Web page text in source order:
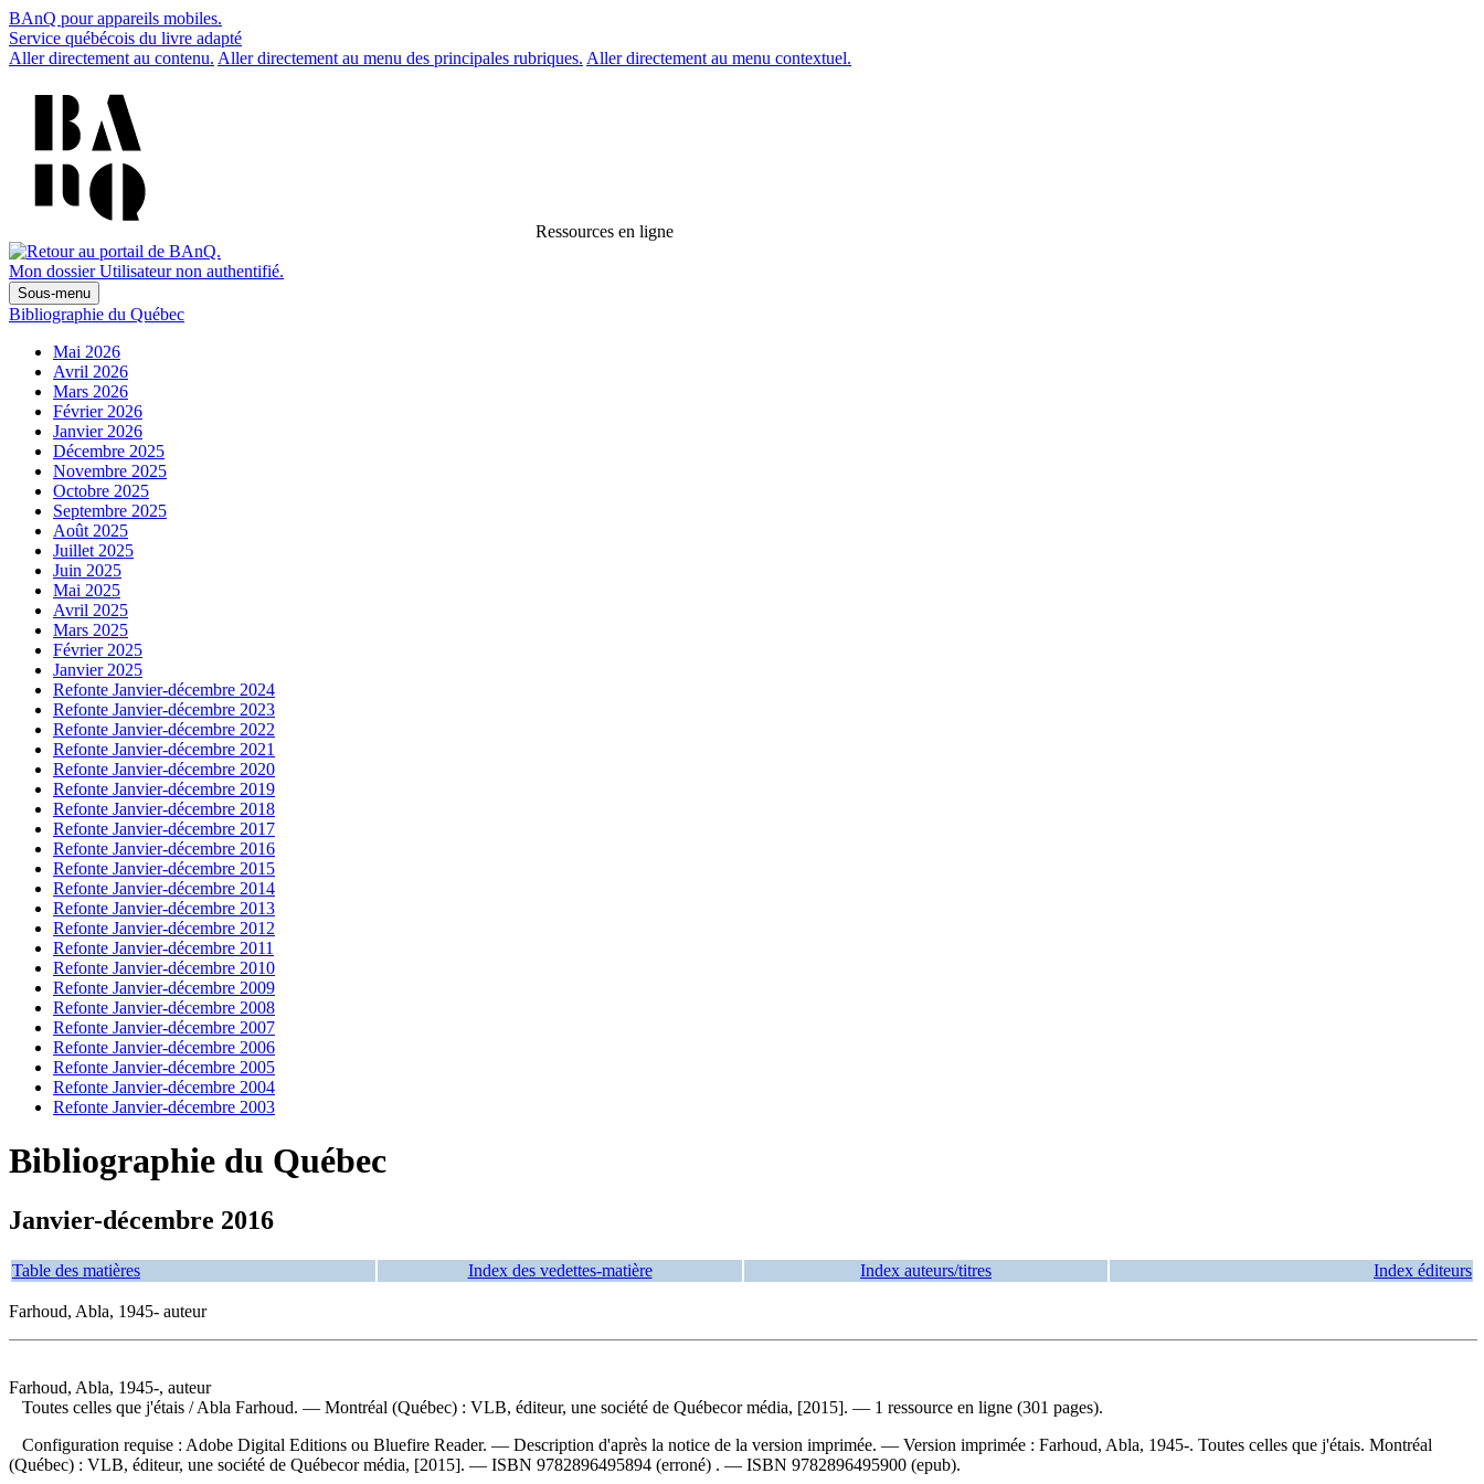
BAnQ pour appareils mobiles.
Service québécois du livre adapté
Aller directement au contenu. Aller directement au menu des principales rubriques. Aller directement au menu contextuel.
Ressources en ligne
Mon dossier Utilisateur non authentifié.
Sous-menu
Bibliographie du Québec
Mai 2026
Avril 2026
Mars 2026
Février 2026
Janvier 2026
Décembre 2025
Novembre 2025
Octobre 2025
Septembre 2025
Août 2025
Juillet 2025
Juin 2025
Mai 2025
Avril 2025
Mars 2025
Février 2025
Janvier 2025
Refonte Janvier-décembre 2024
Refonte Janvier-décembre 2023
Refonte Janvier-décembre 2022
Refonte Janvier-décembre 2021
Refonte Janvier-décembre 2020
Refonte Janvier-décembre 2019
Refonte Janvier-décembre 2018
Refonte Janvier-décembre 2017
Refonte Janvier-décembre 2016
Refonte Janvier-décembre 2015
Refonte Janvier-décembre 2014
Refonte Janvier-décembre 2013
Refonte Janvier-décembre 2012
Refonte Janvier-décembre 2011
Refonte Janvier-décembre 2010
Refonte Janvier-décembre 2009
Refonte Janvier-décembre 2008
Refonte Janvier-décembre 2007
Refonte Janvier-décembre 2006
Refonte Janvier-décembre 2005
Refonte Janvier-décembre 2004
Refonte Janvier-décembre 2003
Bibliographie du Québec
Janvier-décembre 2016
Table des matières Index des vedettes-matière Index auteurs/titres Index éditeurs
Farhoud, Abla, 1945- auteur
Farhoud, Abla, 1945-, auteur
Toutes celles que j'étais / Abla Farhoud. — Montréal (Québec) : VLB, éditeur, une société de Québecor média, [2015]. — 1 ressource en ligne (301 pages).
Configuration requise : Adobe Digital Editions ou Bluefire Reader. — Description d'après la notice de la version imprimée. — Version imprimée : Farhoud, Abla, 1945-. Toutes celles que j'étais. Montréal
(Québec) : VLB, éditeur, une société de Québecor média, [2015]. — ISBN 9782896495894 (erroné) . — ISBN 9782896495900 (epub).